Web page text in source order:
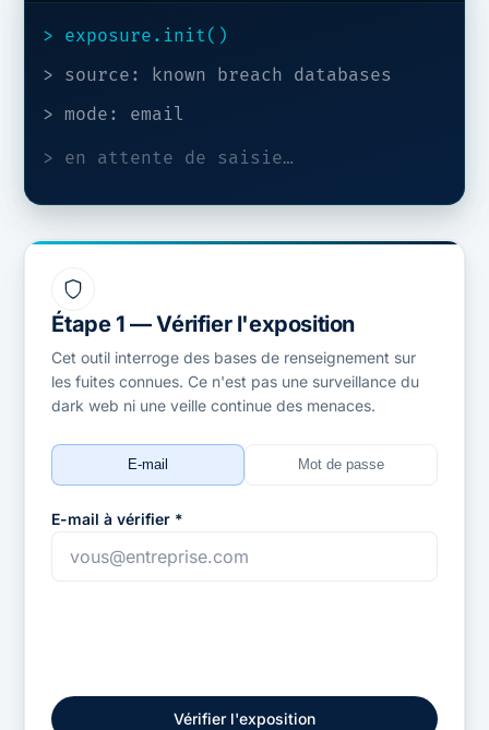
Étape 1 — Vérifier l'exposition
Cet outil interroge des bases de renseignement sur
les fuites connues. Ce n'est pas une surveillance du
dark web ni une veille continue des menaces.
E-mail Mot de passe
E-mail à vérifier *
Vérifier l'exposition
> exposure.init()
> source: known breach databases
> mode: email
> en attente de saisie…